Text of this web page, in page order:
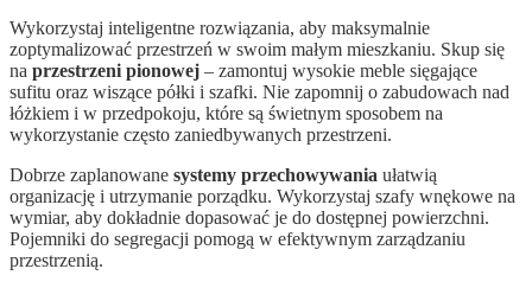
Wykorzystaj inteligentne rozwiązania, aby maksymalnie
zoptymalizować przestrzeń w swoim małym mieszkaniu. Skup się
na przestrzeni pionowej – zamontuj wysokie meble sięgające
sufitu oraz wiszące półki i szafki. Nie zapomnij o zabudowach nad
łóżkiem i w przedpokoju, które są świetnym sposobem na
wykorzystanie często zaniedbywanych przestrzeni.
Dobrze zaplanowane systemy przechowywania ułatwią
organizację i utrzymanie porządku. Wykorzystaj szafy wnękowe na
wymiar, aby dokładnie dopasować je do dostępnej powierzchni.
Pojemniki do segregacji pomogą w efektywnym zarządzaniu
przestrzenią.